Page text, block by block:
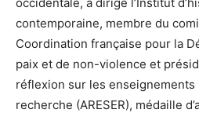
contemporaine, membre du
Coordination française pour la
paix et de non-violence et
réflexion sur les
recherche (ARESER), médaille